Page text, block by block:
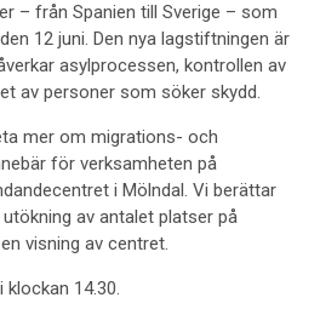
– från Spanien till Sverige – som
12 juni. Den nya lagstiftningen är
asylprocessen, kontrollen av
av personer som söker skydd.
mer om migrations- och
för verksamheten på
i Mölndal. Vi berättar
av antalet platser på
visning av centret.
klockan 14.30.